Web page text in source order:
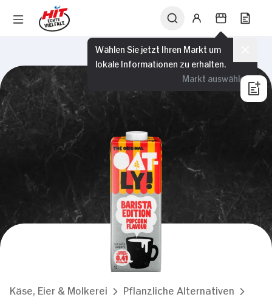
Wählen Sie jetzt Ihren Markt um
lokale Informationen zu erhalten.
Markt auswählen
Käse, Eier & Molkerei
Pflanzliche Alternativen